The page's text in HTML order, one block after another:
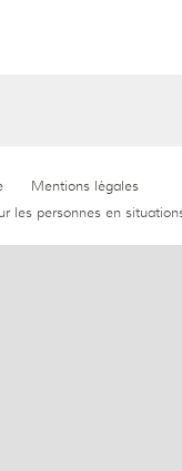
Mentions légales
les personnes en